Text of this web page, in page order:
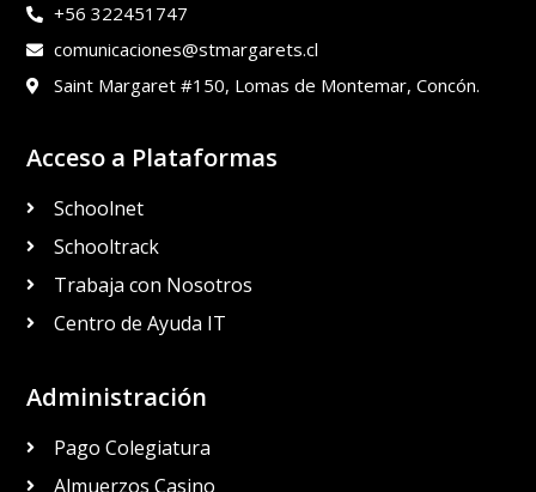
+56 322451747
comunicaciones@stmargarets.cl
Saint Margaret #150, Lomas de Montemar, Concón.
Acceso a Plataformas
Schoolnet
Schooltrack
Trabaja con Nosotros
Centro de Ayuda IT
Administración
Pago Colegiatura
Almuerzos Casino